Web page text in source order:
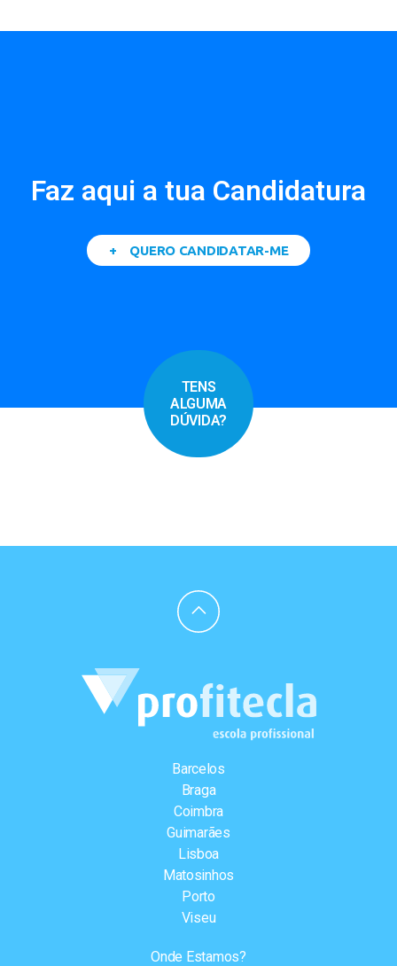
Faz aqui a tua Candidatura
+ QUERO CANDIDATAR-ME
TENS
ALGUMA
DÚVIDA?
Barcelos
Braga
Coimbra
Guimarães
Lisboa
Matosinhos
Porto
Viseu
Onde Estamos?